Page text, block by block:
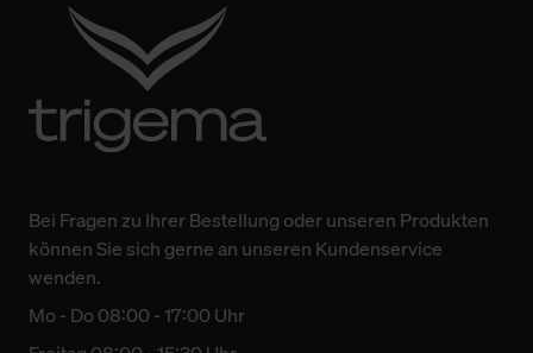
Bei Fragen zu Ihrer Bestellung oder unseren Produkten
können Sie sich gerne an unseren Kundenservice
wenden.
Mo - Do 08:00 - 17:00 Uhr